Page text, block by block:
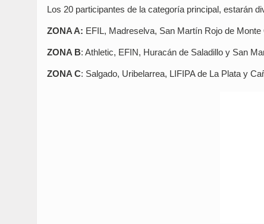
Los 20 participantes de la categoría principal, estarán
ZONA A: EFIL, Madreselva, San Martín Rojo de
ZONA B: Athletic, EFIN, Huracán de Saladillo y San
ZONA C: Salgado, Uribelarrea, LIFIPA de La Plata y